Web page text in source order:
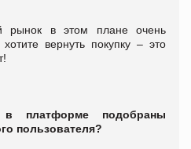
рынок в этом плане очень
вернуть покупку – это
платформе подобраны
пользователя?